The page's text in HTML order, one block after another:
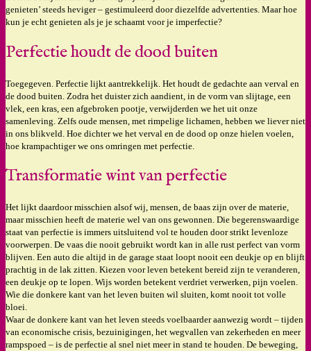
genieten’ steeds heviger – gestimuleerd door diezelfde advertenties. Maar hoe
kun je echt genieten als je je schaamt voor je imperfectie?
Perfectie houdt de dood buiten
Toegegeven. Perfectie lijkt aantrekkelijk. Het houdt de gedachte aan verval en
de dood buiten. Zodra het duister zich aandient, in de vorm van slijtage, een
vlek, een kras, een afgebroken pootje, verwijderden we het uit onze
samenleving. Zelfs oude mensen, met rimpelige lichamen, hebben we liever niet
in ons blikveld. Hoe dichter we het verval en de dood op onze hielen voelen,
hoe krampachtiger we ons omringen met perfectie.
Transformatie wint van perfectie
Het lijkt daardoor misschien alsof wij, mensen, de baas zijn over de materie,
maar misschien heeft de materie wel van ons gewonnen. Die begerenswaardige
staat van perfectie is immers uitsluitend vol te houden door strikt levenloze
voorwerpen. De vaas die nooit gebruikt wordt kan in alle rust perfect van vorm
blijven. Een auto die altijd in de garage staat loopt nooit een deukje op en blijft
prachtig in de lak zitten. Kiezen voor leven betekent bereid zijn te veranderen,
een deukje op te lopen. Wijs worden betekent verdriet verwerken, pijn voelen.
Wie die donkere kant van het leven buiten wil sluiten, komt nooit tot volle
bloei.
Waar de donkere kant van het leven steeds voelbaarder aanwezig wordt – tijden
van economische crisis, bezuinigingen, het wegvallen van zekerheden en meer
rampspoed – is de perfectie al snel niet meer in stand te houden. De beweging,